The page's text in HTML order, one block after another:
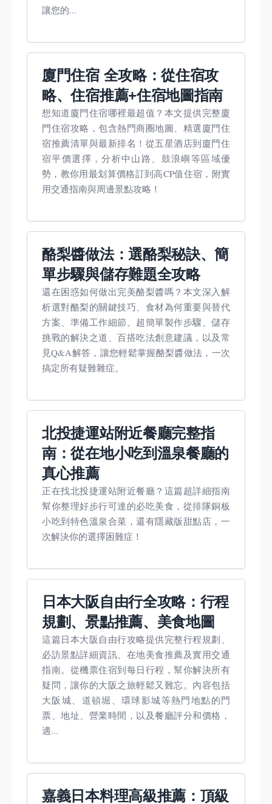
讓您的...
廈門住宿 全攻略：從住宿攻
略、住宿推薦+住宿地圖指南
想知道廈門住宿哪裡最超值？本文提供完整廈
門住宿攻略，包含熱門商圈地圖、精選廈門住
宿推薦清單與最新排名！從五星酒店到廈門住
宿平價選擇，分析中山路、鼓浪嶼等區域優
勢，教你用最划算價格訂到高CP值住宿，附實
用交通指南與周邊景點攻略！
酪梨醬做法：選酪梨秘訣、簡
單步驟與儲存難題全攻略
還在困惑如何做出完美酪梨醬嗎？本文深入解
析選對酪梨的關鍵技巧、食材為何重要與替代
方案、準備工作細節、超簡單製作步驟、儲存
挑戰的解決之道、百搭吃法創意建議，以及常
見Q&A解答，讓您輕鬆掌握酪梨醬做法，一次
搞定所有疑難雜症。
北投捷運站附近餐廳完整指
南：從在地小吃到溫泉餐廳的
真心推薦
正在找北投捷運站附近餐廳？這篇超詳細指南
幫你整理好步行可達的必吃美食，從排隊銅板
小吃到特色溫泉合菜，還有隱藏版甜點店，一
次解決你的選擇困難症！
日本大阪自由行全攻略：行程
規劃、景點推薦、美食地圖
這篇日本大阪自由行攻略提供完整行程規劃、
必訪景點詳細資訊、在地美食推薦及實用交通
指南。從機票住宿到每日行程，幫你解決所有
疑問，讓你的大阪之旅輕鬆又難忘。內容包括
大阪城、道頓堀、環球影城等熱門地點的門
票、地址、營業時間，以及餐廳評分和價格，
適...
嘉義日本料理高級推薦：頂級